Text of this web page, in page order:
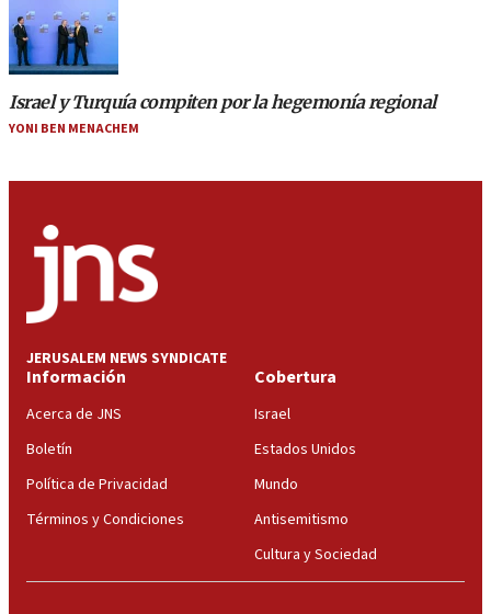
Israel y Turquía compiten por la hegemonía regional
YONI BEN MENACHEM
JERUSALEM NEWS SYNDICATE
Información
Acerca de JNS
Boletín
Política de Privacidad
Términos y Condiciones
Cobertura
Israel
Estados Unidos
Mundo
Antisemitismo
Cultura y Sociedad